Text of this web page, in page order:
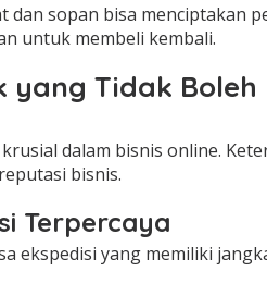
dan sopan bisa menciptakan
untuk membeli kembali.
yang Tidak Boleh
dalam bisnis online.
bisnis.
Terpercaya
ekspedisi yang memiliki